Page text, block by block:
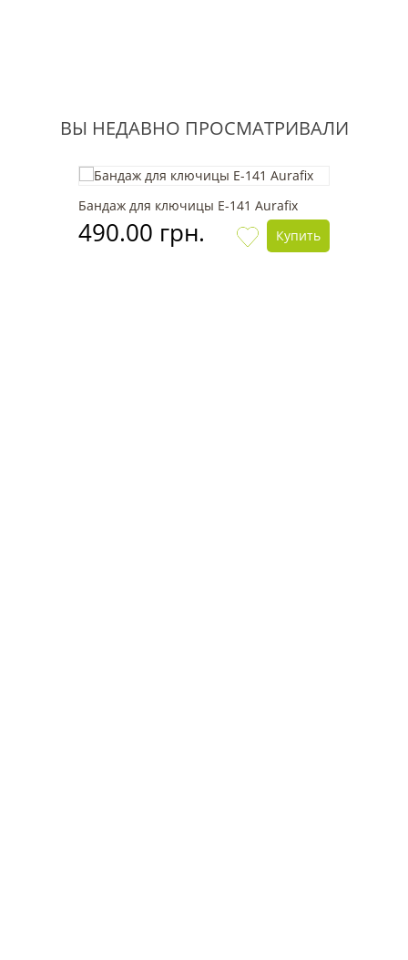
ВЫ НЕДАВНО ПРОСМАТРИВАЛИ
Бандаж для ключицы Е-141 Aurafix
490.00 грн. Купить